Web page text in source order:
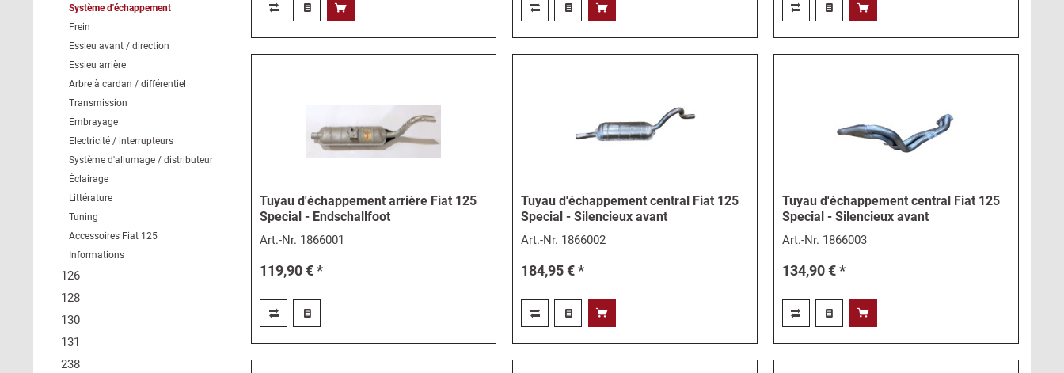
Système d'échappement
Frein
Essieu avant / direction
Essieu arrière
Arbre à cardan / différentiel
Transmission
Embrayage
Electricité / interrupteurs
Système d'allumage / distributeur
Éclairage
Littérature
Tuning
Accessoires Fiat 125
Informations
126
128
130
131
238
Tuyau d'échappement arrière Fiat 125
Special - Endschallfoot
Art.-Nr. 1866001
119,90 € *
Tuyau d'échappement central Fiat 125
Special - Silencieux avant
Art.-Nr. 1866002
184,95 € *
Tuyau d'échappement central Fiat 125
Special - Silencieux avant
Art.-Nr. 1866003
134,90 € *